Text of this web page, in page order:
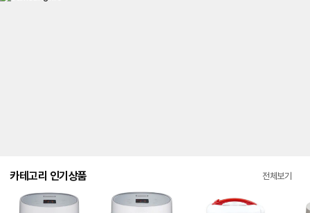
카테고리 인기상품 전체보기